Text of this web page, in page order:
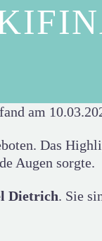
am
Das
Augen sorgte.
Dietrich. Sie